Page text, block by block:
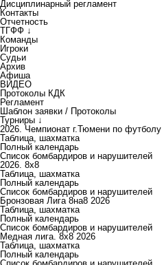
Дисциплинарный регламент
Контакты
Отчетность
ТГФФ ↓
Команды
Игроки
Судьи
Архив
Афиша
ВИДЕО
Протоколы КДК
Регламент
Шаблон заявки / Протоколы
Турниры ↓
2026. Чемпионат г.Тюмени по футболу
Таблица, шахматка
Полный календарь
Список бомбардиров и нарушителей
2026. 8х8
Таблица, шахматка
Полный календарь
Список бомбардиров и нарушителей
Бронзовая Лига 8на8 2026
Таблица, шахматка
Полный календарь
Список бомбардиров и нарушителей
Медная лига. 8x8 2026
Таблица, шахматка
Полный календарь